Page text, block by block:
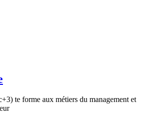
te forme aux métiers du management et